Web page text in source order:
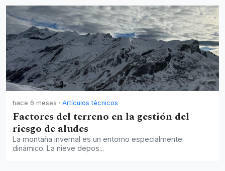
hace 6 meses · Artículos técnicos
Factores del terreno en la gestión del
riesgo de aludes
La montaña invernal es un entorno especialmente
dinámico. La nieve depos...